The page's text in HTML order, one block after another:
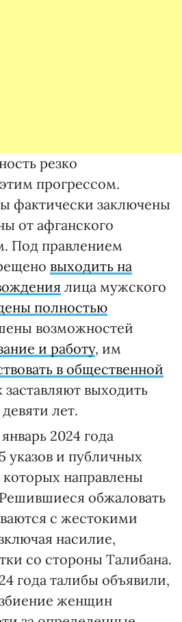
резко
прогрессом.
фактически заключены
от афганского
Под правлением
выходить на
лица мужского
полностью
возможностей
и работу, им
в общественной
заставляют выходить
лет.
2024 года
указов и публичных
которых направлены
обжаловать
с жестокими
насилие,
со стороны Талибана.
года талибы объявили,
женщин